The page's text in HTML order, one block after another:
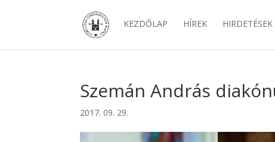
KEZDŐLAP HÍREK HIRDETÉSEK
Szemán András
2017. 09. 29.